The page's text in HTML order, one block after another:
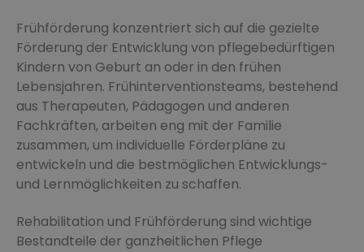
Frühförderung konzentriert sich auf die gezielte
Förderung der Entwicklung von pflegebedürftigen
Kindern von Geburt an oder in den frühen
Lebensjahren. Frühinterventionsteams, bestehend
aus Therapeuten, Pädagogen und anderen
Fachkräften, arbeiten eng mit der Familie
zusammen, um individuelle Förderpläne zu
entwickeln und die bestmöglichen Entwicklungs-
und Lernmöglichkeiten zu schaffen.
Rehabilitation und Frühförderung sind wichtige
Bestandteile der ganzheitlichen Pflege